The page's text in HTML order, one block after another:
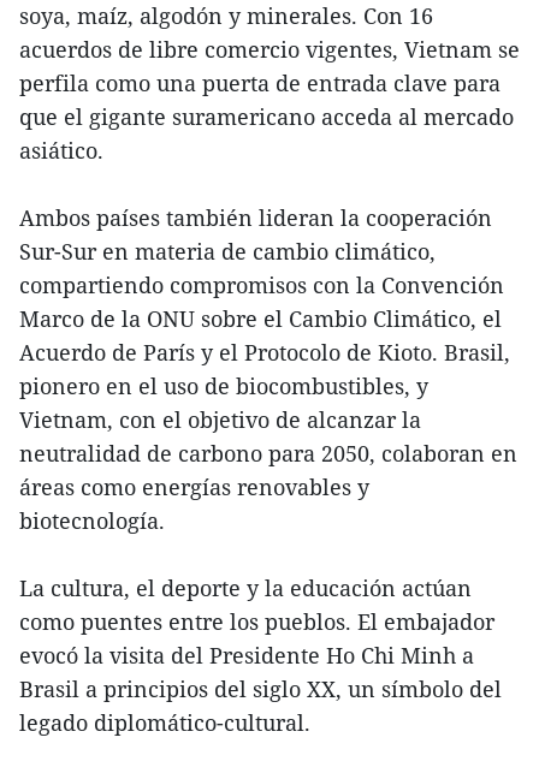
soya, maíz, algodón y minerales. Con 16
acuerdos de libre comercio vigentes, Vietnam se
perfila como una puerta de entrada clave para
que el gigante suramericano acceda al mercado
asiático.
Ambos países también lideran la cooperación
Sur-Sur en materia de cambio climático,
compartiendo compromisos con la Convención
Marco de la ONU sobre el Cambio Climático, el
Acuerdo de París y el Protocolo de Kioto. Brasil,
pionero en el uso de biocombustibles, y
Vietnam, con el objetivo de alcanzar la
neutralidad de carbono para 2050, colaboran en
áreas como energías renovables y
biotecnología.
La cultura, el deporte y la educación actúan
como puentes entre los pueblos. El embajador
evocó la visita del Presidente Ho Chi Minh a
Brasil a principios del siglo XX, un símbolo del
legado diplomático-cultural.